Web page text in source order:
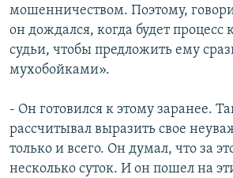
мошенничеством. Поэтому,
он дождался, когда будет процесс
судьи, чтобы предложить ему
мухобойками».
- Он готовился к этому заранее.
рассчитывал выразить свое
только и всего. Он думал, что за
несколько суток. И он пошел на